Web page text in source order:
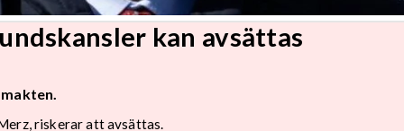
kan avsättas
riskerar att avsättas.